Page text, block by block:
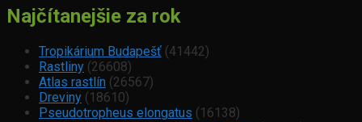
Najčítanejšie za rok
Tropikárium Budapešť (41442)
Rastliny (26608)
Atlas rastlín (26567)
Dreviny (18610)
Pseudotropheus elongatus (16138)